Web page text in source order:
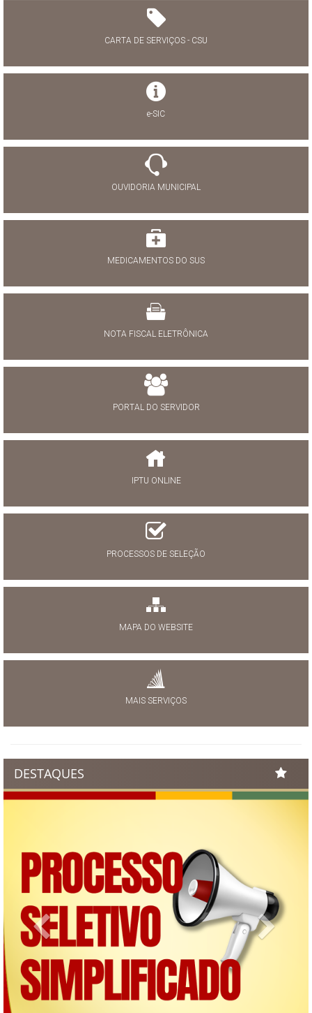
CARTA DE SERVIÇOS - CSU
e-SIC
OUVIDORIA MUNICIPAL
MEDICAMENTOS DO SUS
NOTA FISCAL ELETRÔNICA
PORTAL DO SERVIDOR
IPTU ONLINE
PROCESSOS DE SELEÇÃO
MAPA DO WEBSITE
MAIS SERVIÇOS
DESTAQUES
Previous Next